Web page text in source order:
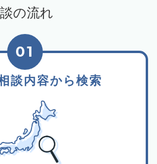
の流れ
談内容から検索
01